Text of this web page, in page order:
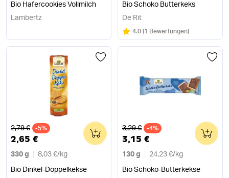
Bio Hafercookies Vollmilch
Lambertz
Bio Schoko Butterkeks
De Rit
Bewertung:
4.0/5
(1 Bewertungen)
Alter Preis
2,79 € -5%
2,65 €
330 g 8,03 €/ kg
Bio Dinkel-Doppelkekse
0 Alter Preis
3,29 € -4%
3,15 €
130 g 24,23 €/ kg
Bio Schoko-Butterkekse
0